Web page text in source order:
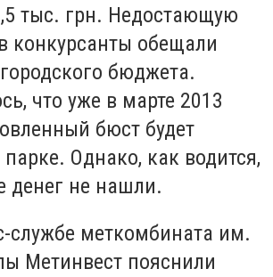
тыс. грн. Недостающую
конкурсанты обещали
бюджета.
что уже в марте 2013
бюст будет
Однако, как водится,
денег не нашли.
службе меткомбината им.
Метинвест пояснили